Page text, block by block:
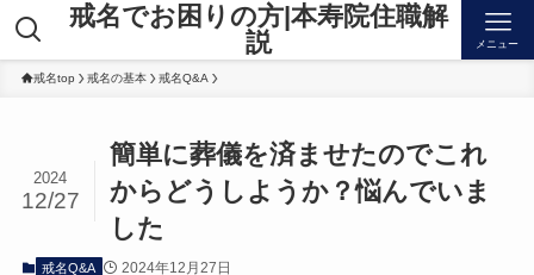
戒名でお困りの方|本寿院住職解
説
メニュー
戒名top 戒名の基本 戒名Q&A
簡単に葬儀を済ませたのでこれ
からどうしようか？悩んでいま
した
2024
12/27
戒名Q&A 2024年12月27日